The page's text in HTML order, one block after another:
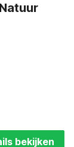
bekijken